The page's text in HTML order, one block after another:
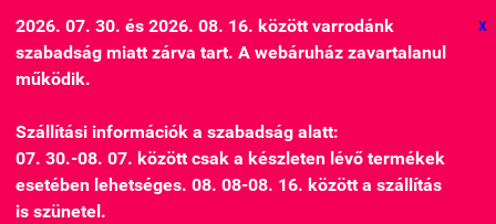
2026. 07. 30. és 2026. 08. 16. között varrodánk
szabadság miatt zárva tart. A webáruház zavartalanul
működik.
Szállítási információk a szabadság alatt:
07. 30.-08. 07. között csak a készleten lévő termékek
esetében lehetséges. 08. 08-08. 16. között a szállítás
is szünetel.
X